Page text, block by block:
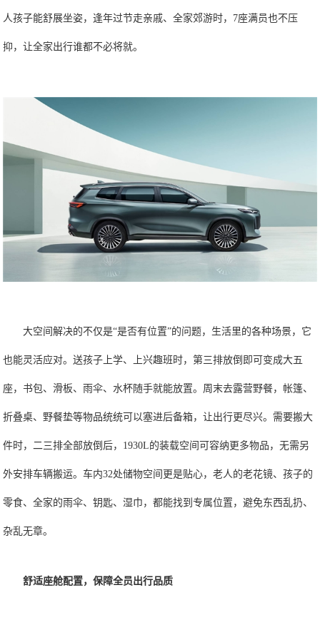
人孩子能舒展坐姿，逢年过节走亲戚、全家郊游时，7座满员也不压
抑，让全家出行谁都不必将就。
大空间解决的不仅是“是否有位置”的问题，生活里的各种场景，它
也能灵活应对。送孩子上学、上兴趣班时，第三排放倒即可变成大五
座，书包、滑板、雨伞、水杯随手就能放置。周末去露营野餐，帐篷、
折叠桌、野餐垫等物品统统可以塞进后备箱，让出行更尽兴。需要搬大
件时，二三排全部放倒后，1930L的装载空间可容纳更多物品，无需另
外安排车辆搬运。车内32处储物空间更是贴心，老人的老花镜、孩子的
零食、全家的雨伞、钥匙、湿巾，都能找到专属位置，避免东西乱扔、
杂乱无章。
舒适座舱配置，保障全员出行品质